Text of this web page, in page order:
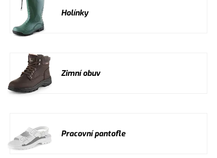
Holínky
Zimní obuv
Pracovní pantofle